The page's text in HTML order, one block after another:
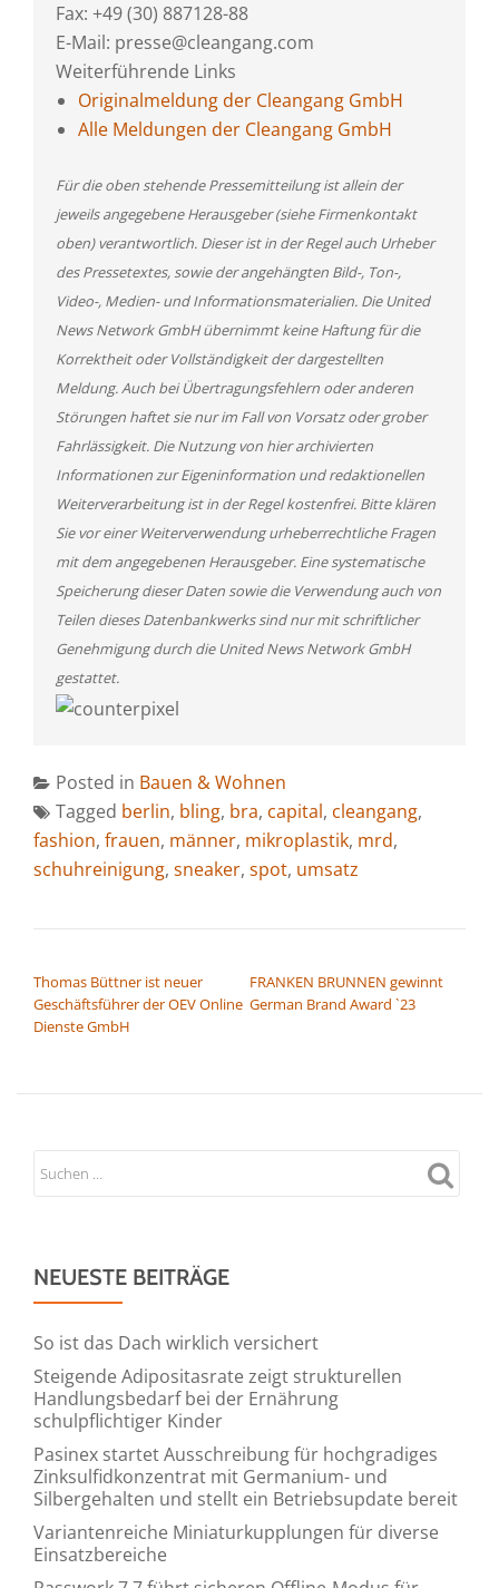
Fax: +49 (30) 887128-88
E-Mail: presse@cleangang.com
Weiterführende Links
Originalmeldung der Cleangang GmbH
Alle Meldungen der Cleangang GmbH
Für die oben stehende Pressemitteilung ist allein der
jeweils angegebene Herausgeber (siehe Firmenkontakt
oben) verantwortlich. Dieser ist in der Regel auch Urheber
des Pressetextes, sowie der angehängten Bild-, Ton-,
Video-, Medien- und Informationsmaterialien. Die United
News Network GmbH übernimmt keine Haftung für die
Korrektheit oder Vollständigkeit der dargestellten
Meldung. Auch bei Übertragungsfehlern oder anderen
Störungen haftet sie nur im Fall von Vorsatz oder grober
Fahrlässigkeit. Die Nutzung von hier archivierten
Informationen zur Eigeninformation und redaktionellen
Weiterverarbeitung ist in der Regel kostenfrei. Bitte klären
Sie vor einer Weiterverwendung urheberrechtliche Fragen
mit dem angegebenen Herausgeber. Eine systematische
Speicherung dieser Daten sowie die Verwendung auch von
Teilen dieses Datenbankwerks sind nur mit schriftlicher
Genehmigung durch die United News Network GmbH
gestattet.
Posted in Bauen & Wohnen
Tagged berlin, bling, bra, capital, cleangang,
fashion, frauen, männer, mikroplastik, mrd,
schuhreinigung, sneaker, spot, umsatz
Thomas Büttner ist neuer
Geschäftsführer der OEV Online
Dienste GmbH
FRANKEN BRUNNEN gewinnt
German Brand Award `23
NEUESTE BEITRÄGE
So ist das Dach wirklich versichert
Steigende Adipositasrate zeigt strukturellen
Handlungsbedarf bei der Ernährung
schulpflichtiger Kinder
Pasinex startet Ausschreibung für hochgradiges
Zinksulfidkonzentrat mit Germanium- und
Silbergehalten und stellt ein Betriebsupdate bereit
Variantenreiche Miniaturkupplungen für diverse
Einsatzbereiche